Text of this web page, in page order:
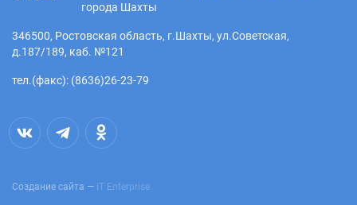
города Шахты
346500, Ростовская область, г.Шахты, ул.Советская,
д.187/189, каб. №121
тел.(факс): (8636)26-23-79
Создание сайта — IT Enterprise